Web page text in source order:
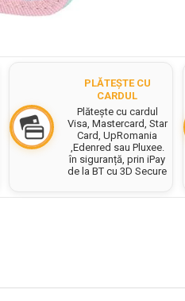
PLĂTEȘTE CU
CARDUL
Plătește cu cardul
Visa, Mastercard, Star
Card, UpRomania
,Edenred sau Pluxee.
în siguranță, prin iPay
de la BT cu 3D Secure